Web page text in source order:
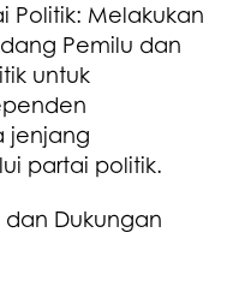
Politik: Melakukan
Pemilu dan
untuk
jenjang
partai politik.
Dukungan